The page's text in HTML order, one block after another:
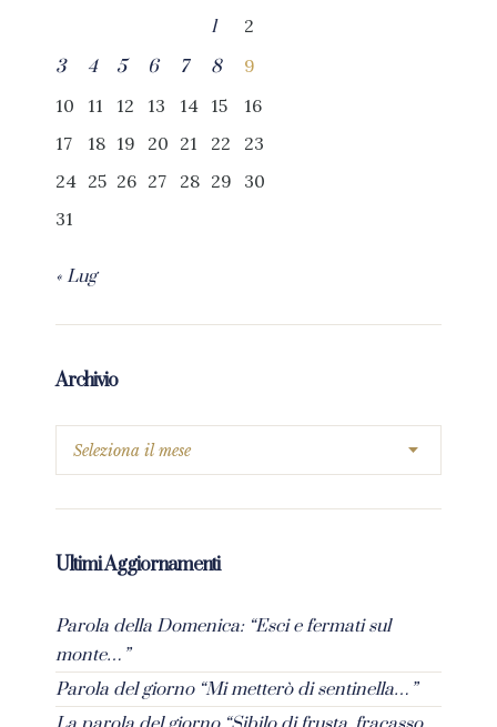
1
2
3
4 5 6 7 8
9
10
11 12 13 14 15
16
17
18 19 20 21 22
23
24 25 26 27 28 29
30
31
« Lug
Archivio
Ultimi Aggiornamenti
Parola della Domenica: “Esci e fermati sul
monte…”
Parola del giorno “Mi metterò di sentinella…”